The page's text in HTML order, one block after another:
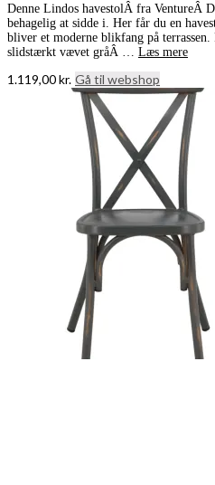
Denne Lindos havestolÂ fra VentureÂ
behagelig at sidde i. Her får du en
bliver et moderne blikfang på
slidstærkt vævet gråÂ … Læs mere
1.119,00kr. Gå til webshop